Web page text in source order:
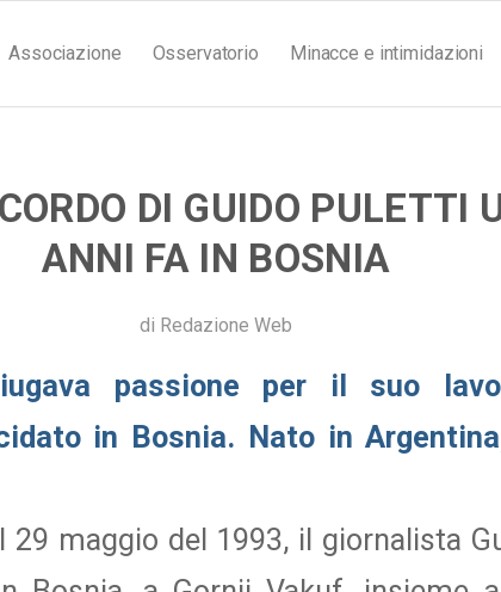
Associazione Osservatorio Minacce e intimidazioni
DI GUIDO PULETTI
ANNI FA IN BOSNIA
di Redazione Web
passione per il suo
in Bosnia. Nato in
29 maggio del 1993, il giornalista